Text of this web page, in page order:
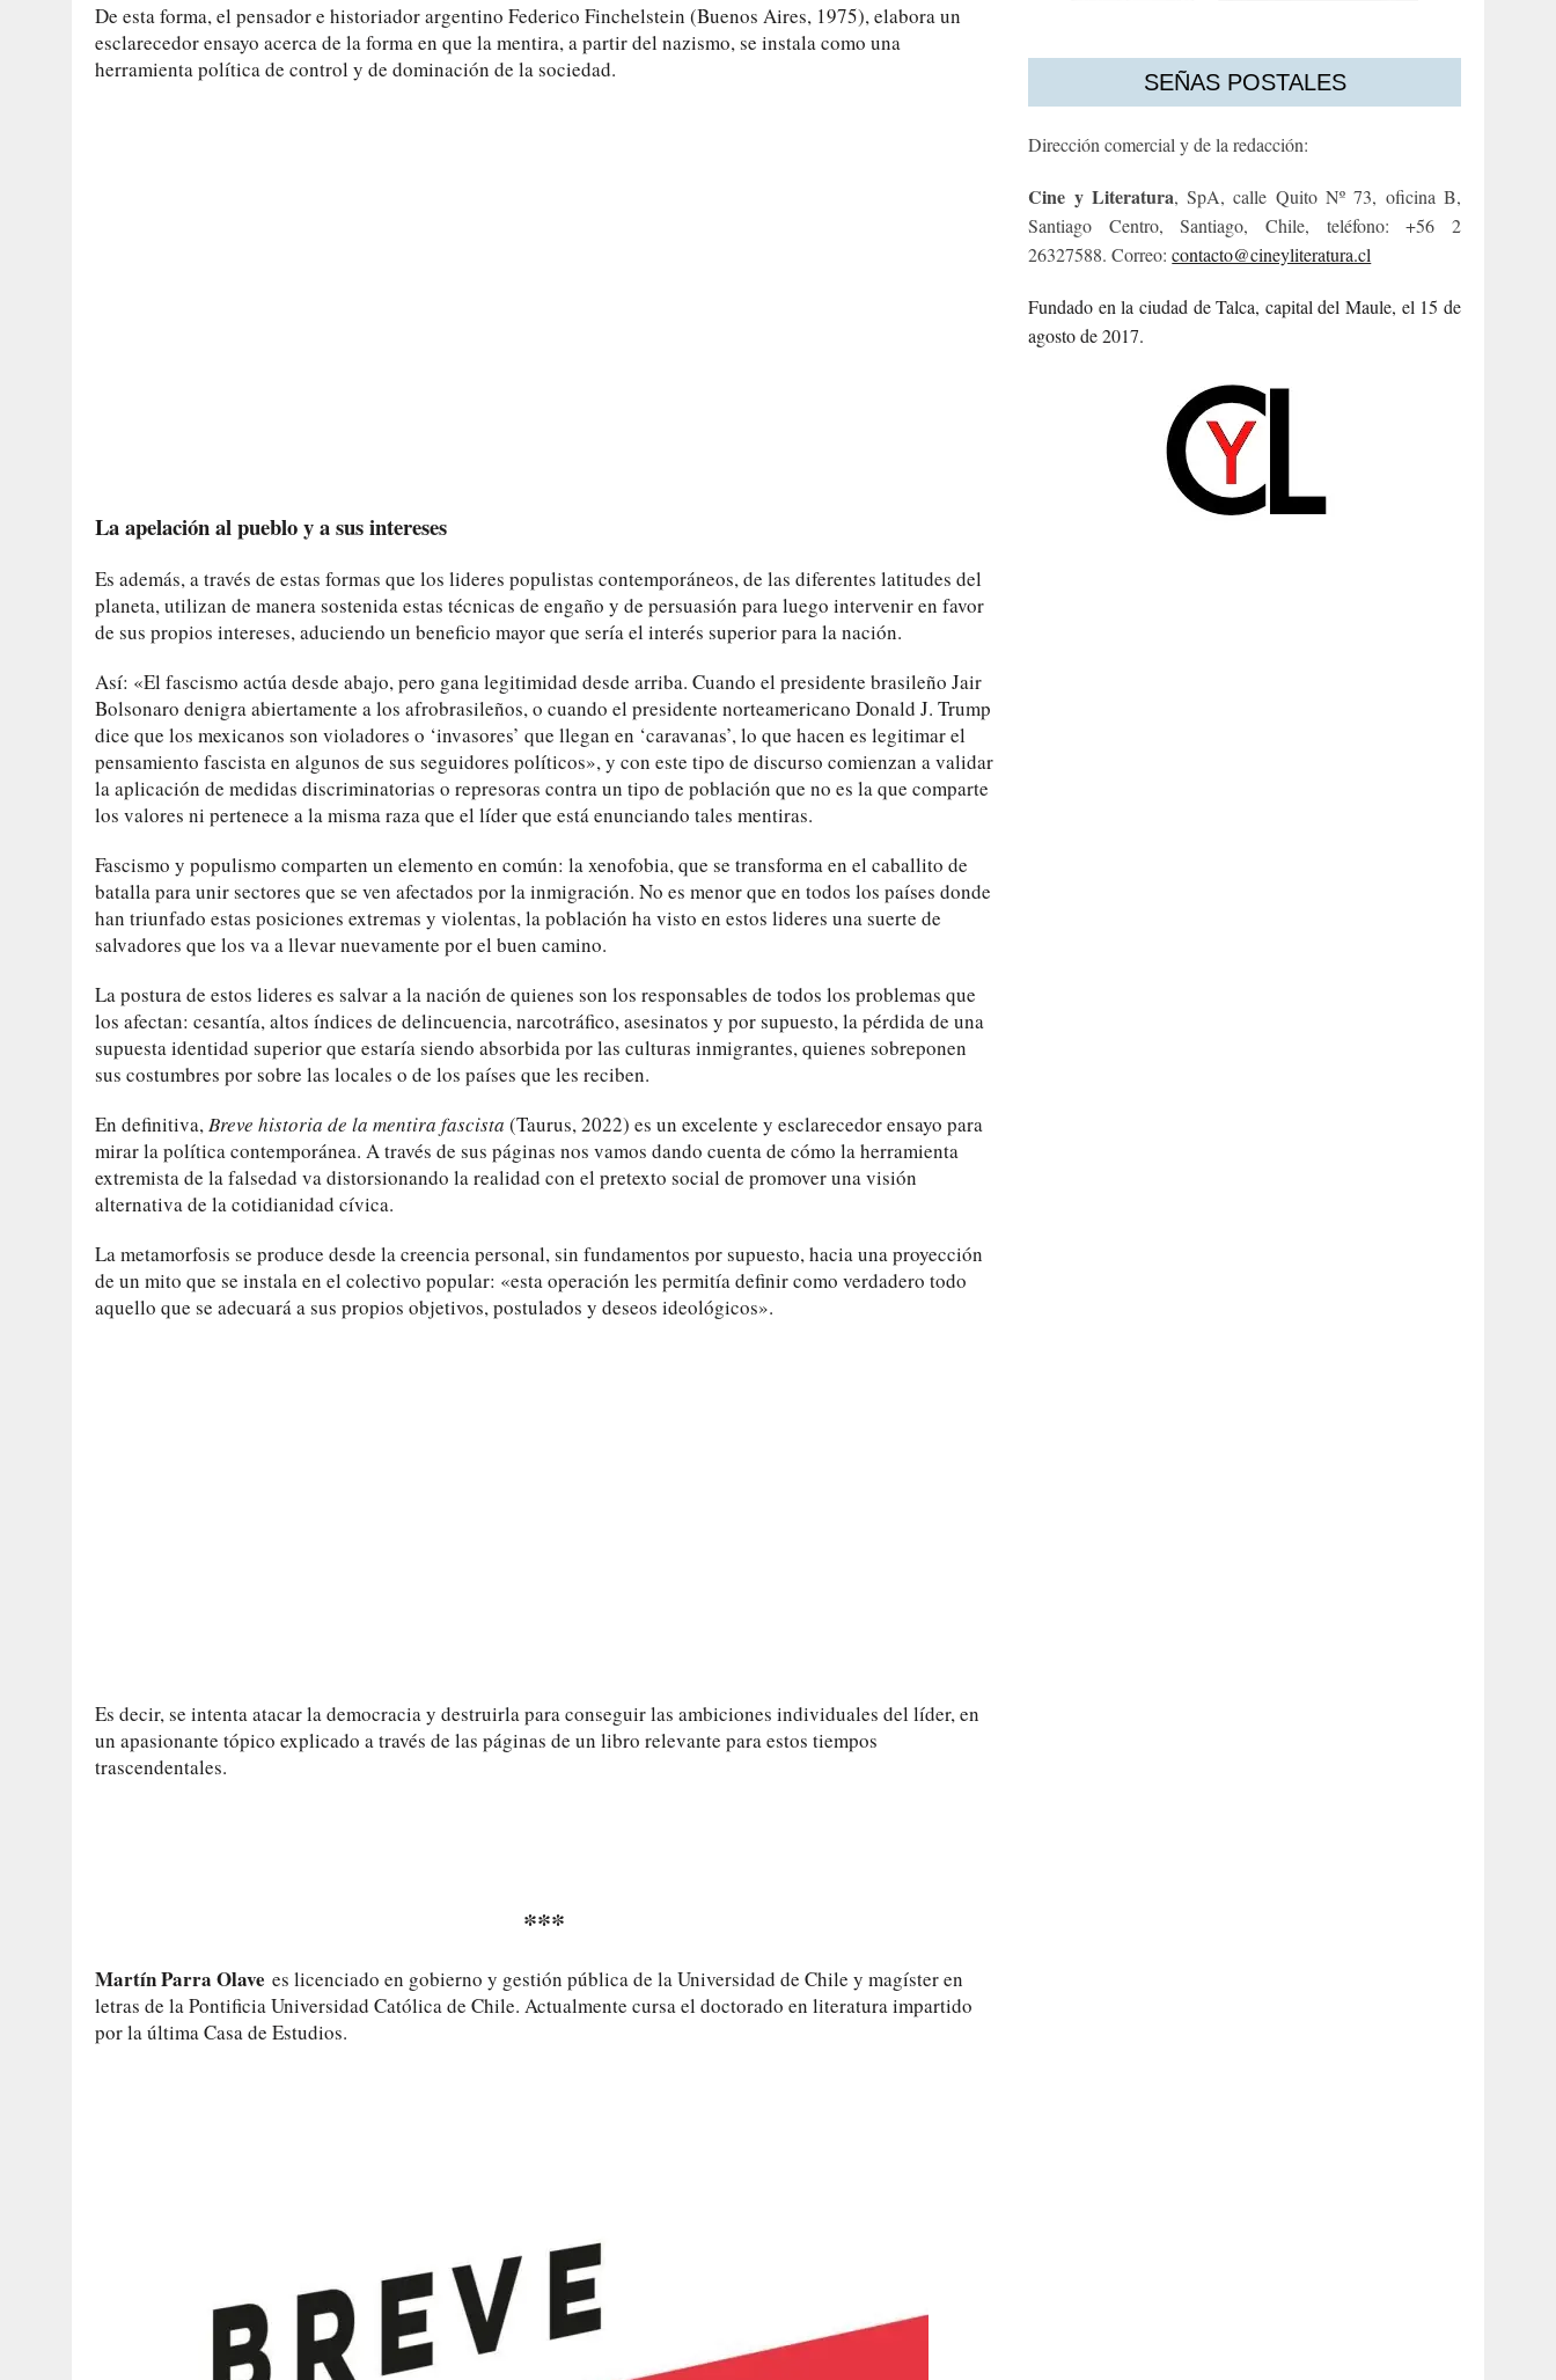
De esta forma, el pensador e historiador argentino Federico Finchelstein (Buenos Aires, 1975), elabora un
esclarecedor ensayo acerca de la forma en que la mentira, a partir del nazismo, se instala como una
herramienta política de control y de dominación de la sociedad.
La apelación al pueblo y a sus intereses
Es además, a través de estas formas que los lideres populistas contemporáneos, de las diferentes latitudes del
planeta, utilizan de manera sostenida estas técnicas de engaño y de persuasión para luego intervenir en favor
de sus propios intereses, aduciendo un beneficio mayor que sería el interés superior para la nación.
Así: «El fascismo actúa desde abajo, pero gana legitimidad desde arriba. Cuando el presidente brasileño Jair
Bolsonaro denigra abiertamente a los afrobrasileños, o cuando el presidente norteamericano Donald J. Trump
dice que los mexicanos son violadores o ‘invasores’ que llegan en ‘caravanas’, lo que hacen es legitimar el
pensamiento fascista en algunos de sus seguidores políticos», y con este tipo de discurso comienzan a validar
la aplicación de medidas discriminatorias o represoras contra un tipo de población que no es la que comparte
los valores ni pertenece a la misma raza que el líder que está enunciando tales mentiras.
Fascismo y populismo comparten un elemento en común: la xenofobia, que se transforma en el caballito de
batalla para unir sectores que se ven afectados por la inmigración. No es menor que en todos los países donde
han triunfado estas posiciones extremas y violentas, la población ha visto en estos lideres una suerte de
salvadores que los va a llevar nuevamente por el buen camino.
La postura de estos lideres es salvar a la nación de quienes son los responsables de todos los problemas que
los afectan: cesantía, altos índices de delincuencia, narcotráfico, asesinatos y por supuesto, la pérdida de una
supuesta identidad superior que estaría siendo absorbida por las culturas inmigrantes, quienes sobreponen
sus costumbres por sobre las locales o de los países que les reciben.
En definitiva,Breve historia de la mentira fascista (Taurus, 2022) es un excelente y esclarecedor ensayo para
mirar la política contemporánea. A través de sus páginas nos vamos dando cuenta de cómo la herramienta
extremista de la falsedad va distorsionando la realidad con el pretexto social de promover una visión
alternativa de la cotidianidad cívica.
La metamorfosis se produce desde la creencia personal, sin fundamentos por supuesto, hacia una proyección
de un mito que se instala en el colectivo popular: «esta operación les permitía definir como verdadero todo
aquello que se adecuará a sus propios objetivos, postulados y deseos ideológicos».
Es decir, se intenta atacar la democracia y destruirla para conseguir las ambiciones individuales del líder, en
un apasionante tópico explicado a través de las páginas de un libro relevante para estos tiempos
trascendentales.
***
Martín Parra Olave es licenciado en gobierno y gestión pública de la Universidad de Chile y magíster en
letras de la Pontificia Universidad Católica de Chile. Actualmente cursa el doctorado en literatura impartido
por la última Casa de Estudios.
SEÑAS POSTALES
Dirección comercial y de la redacción:
Cine y Literatura, SpA, calle Quito Nº 73, oficina B,
Santiago Centro, Santiago, Chile, teléfono: +56 2
26327588. Correo:contacto@cineyliteratura.cl
Fundado en la ciudad de Talca, capital del Maule, el 15 de
agosto de 2017.